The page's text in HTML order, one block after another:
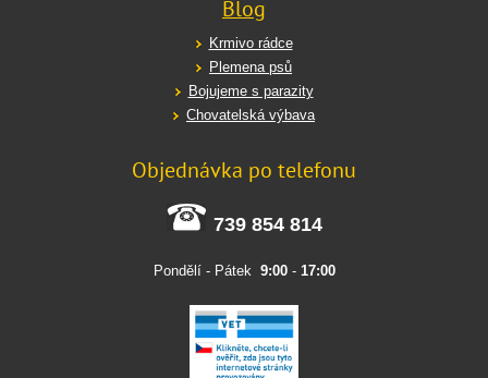
Blog
Krmivo rádce
Plemena psů
Bojujeme s parazity
Chovatelská výbava
Objednávka po telefonu
739 854 814
Pondělí - Pátek 9:00- 17:00